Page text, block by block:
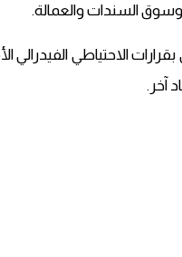
السندات والعمالة.
الاحتياطي الفيدرالي
آخر.